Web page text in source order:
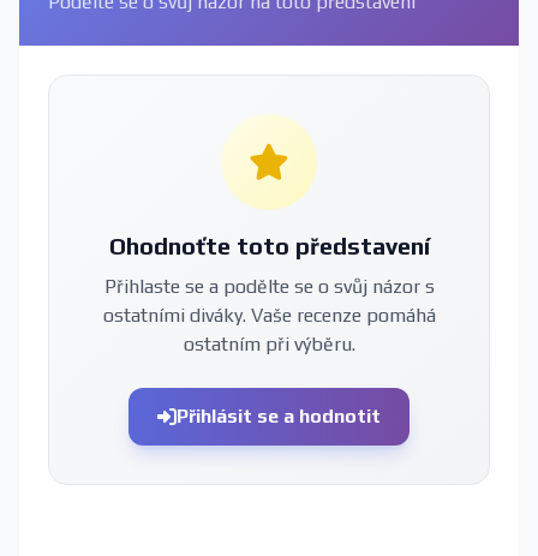
Ohodnoťte toto představení
Přihlaste se a podělte se o svůj názor s
ostatními diváky. Vaše recenze pomáhá
ostatním při výběru.
Přihlásit se a hodnotit